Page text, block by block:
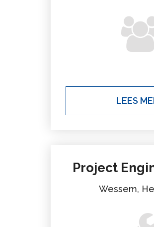
LEES
Project
Wessem,